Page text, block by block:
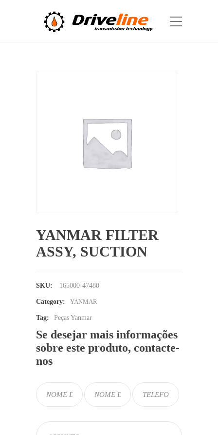
YANMAR FILTER
ASSY, SUCTION
SKU: 165000-47480
Category: YANMAR
Tag: Peças Yanmar
Se desejar mais informações
sobre este produto, contacte-
nos